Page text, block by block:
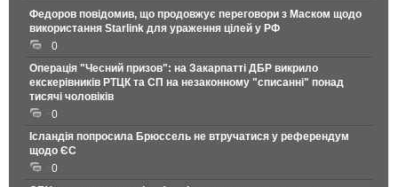
Федоров повідомив, що продовжує переговори з Маском щодо
використання Starlink для ураження цілей у РФ
0
Операція "Чесний призов": на Закарпатті ДБР викрило
екскерівників РТЦК та СП на незаконному "списанні" понад
тисячі чоловіків
0
Ісландія попросила Брюссель не втручатися у референдум
щодо ЄС
0